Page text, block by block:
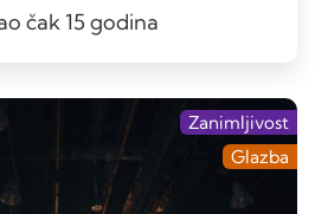
čak 15 godina
Zanimljivost
Glazba